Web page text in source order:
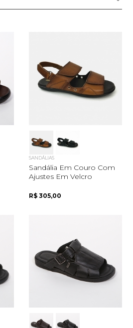
SANDÁLIAS
Sandália Em Couro Com
Ajustes Em Velcro
R$ 305,00